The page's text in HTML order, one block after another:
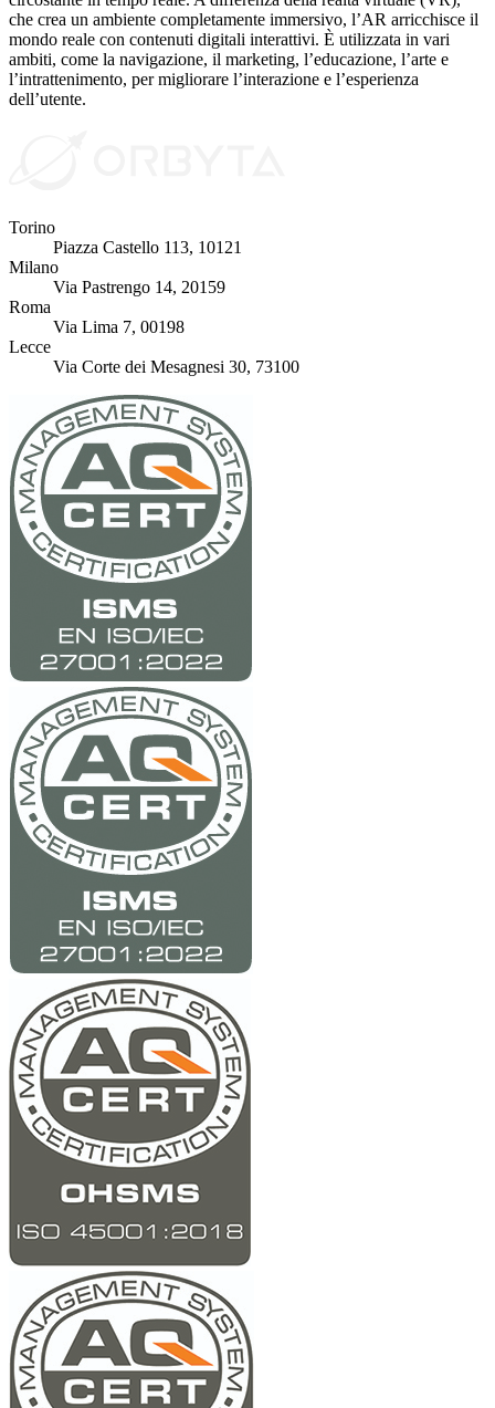
che crea un ambiente completamente immersivo, l’AR arricchisce il
mondo reale con contenuti digitali interattivi. È utilizzata in vari
ambiti, come la navigazione, il marketing, l’educazione, l’arte e
l’intrattenimento, per migliorare l’interazione e l’esperienza
dell’utente.
Torino
Piazza Castello 113, 10121
Milano
Via Pastrengo 14, 20159
Roma
Via Lima 7, 00198
Lecce
Via Corte dei Mesagnesi 30, 73100